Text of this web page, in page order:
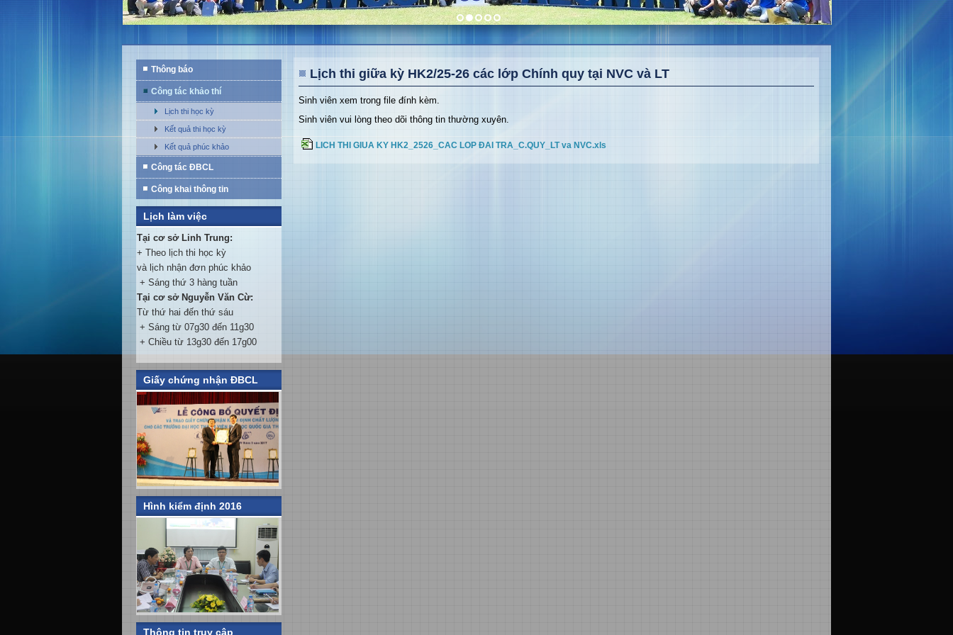
Thông báo
Công tác khảo thí
Lịch thi học kỳ
Kết quả thi học kỳ
Kết quả phúc khảo
Công tác ĐBCL
Công khai thông tin
Lịch làm việc
Tại cơ sở Linh Trung:
+ Theo lịch thi học kỳ
và lịch nhận đơn phúc khảo
+ Sáng thứ 3 hàng tuần
Tại cơ sở Nguyễn Văn Cừ:
Từ thứ hai đến thứ sáu
+ Sáng từ 07g30 đến 11g30
+ Chiều từ 13g30 đến 17g00
Giấy chứng nhận ĐBCL
Hình kiểm định 2016
Thông tin truy cập
Lịch thi giữa kỳ HK2/25-26 các lớp Chính quy tại NVC và LT
Sinh viên xem trong file đính kèm.
Sinh viên vui lòng theo dõi thông tin thường xuyên.
LICH THI GIUA KY HK2_2526_CAC LOP ĐAI TRA_C.QUY_LT va NVC.xls